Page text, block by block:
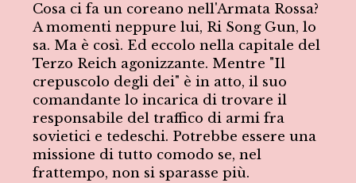
Cosa ci fa un coreano nell'Armata Rossa?
A momenti neppure lui, Ri Song Gun, lo
sa. Ma è così. Ed eccolo nella capitale del
Terzo Reich agonizzante. Mentre "Il
crepuscolo degli dei" è in atto, il suo
comandante lo incarica di trovare il
responsabile del traffico di armi fra
sovietici e tedeschi. Potrebbe essere una
missione di tutto comodo se, nel
frattempo, non si sparasse più.